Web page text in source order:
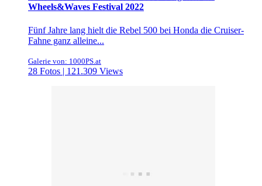
Wheels&Waves Festival 2022
Fünf Jahre lang hielt die Rebel 500 bei Honda die Cruiser-
Fahne ganz alleine...
Galerie von: 1000PS.at
28 Fotos | 121.309 Views